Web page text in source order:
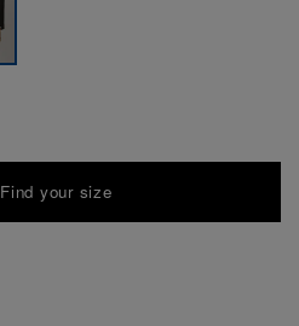
Find your size